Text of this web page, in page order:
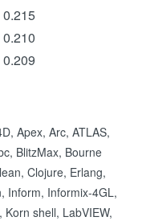
0.215
0.210
0.209
Apex, Arc, ATLAS,
BlitzMax, Bourne
Clojure, Erlang,
Inform, Informix-4GL,
shell, LabVIEW,